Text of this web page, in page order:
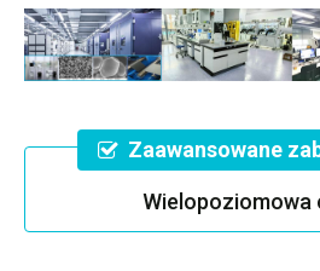
Zaawansowane
Wielopoziomowa